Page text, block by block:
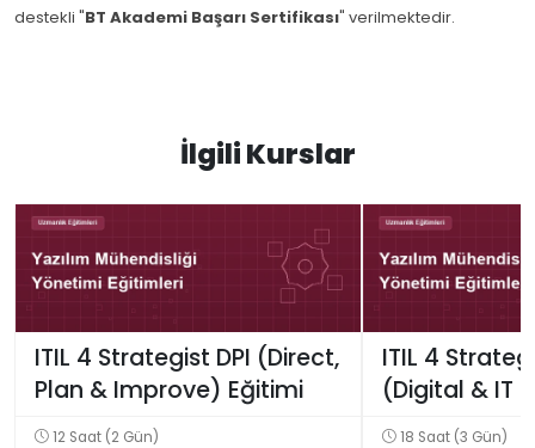
destekli "BT Akademi Başarı Sertifikası" verilmektedir.
İlgili Kurslar
ITIL 4 Strategist DPI (Direct,
Plan & Improve) Eğitimi
12 Saat (2 Gün)
ITIL 4
(Digital & IT
Eğitimi
18 Saat (3 Gün)